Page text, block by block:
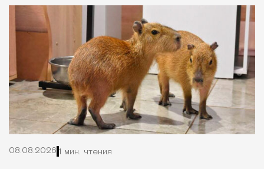
08.08.2026 1 мин. чтения